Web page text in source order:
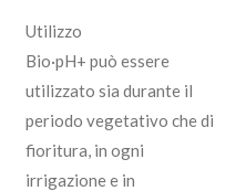
Utilizzo
Bio·pH+ può essere
utilizzato sia durante il
periodo vegetativo che di
fioritura, in ogni
irrigazione e in